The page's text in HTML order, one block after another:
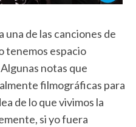
una de las canciones de
tenemos espacio
notas que
filmográficas para
de lo que vivimos la
si yo fuera